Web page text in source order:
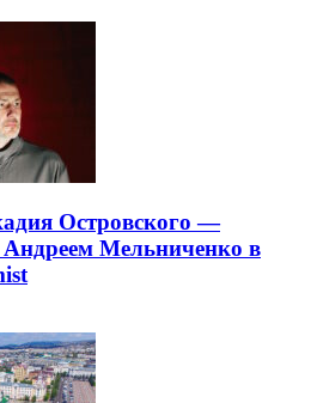
Островского —
Андреем Мельниченко в